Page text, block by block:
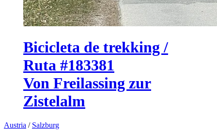
Bicicleta de trekking /
Ruta #183381
Von Freilassing zur
Zistelalm
Austria / Salzburg